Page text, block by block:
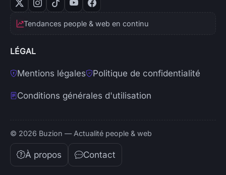
Tendances people & web en continu
LÉGAL
Mentions légales Politique de confidentialité
Conditions générales d'utilisation
© 2026 Buzion — Actualité people & web
À propos Contact